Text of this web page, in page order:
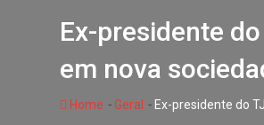
Ex-presidente
em nova
Home - Geral - Ex-presidente do